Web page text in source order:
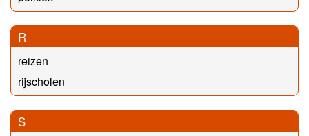
R
reizen
rijscholen
S